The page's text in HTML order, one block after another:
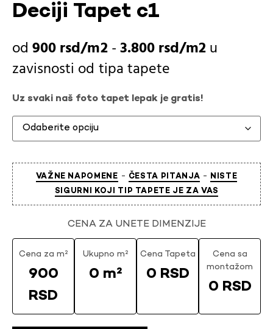
Deciji Tapet c1
900rsd -3.800rsd
u
zavisnosti od tipa tapete
Uz svaki naš foto tapet lepak je gratis!
VAŽNE NAPOMENE - ČESTA PITANJA - NISTE
SIGURNI KOJI TIP TAPETE JE ZA VAS
CENA ZA UNETE DIMENZIJE
Cena za m²
900
RSD
Ukupno m²
0 m²
Cena Tapeta
0 RSD
Cena sa
montažom
0 RSD